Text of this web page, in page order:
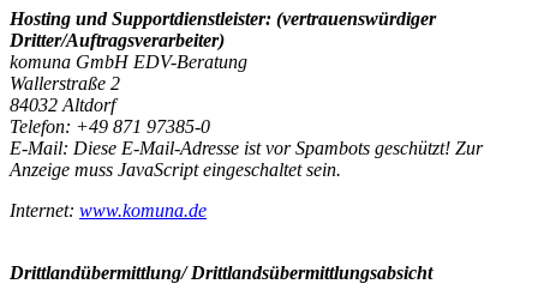
Hosting und Supportdienstleister: (vertrauenswürdiger
Dritter/Auftragsverarbeiter)
komuna GmbH EDV-Beratung
Wallerstraße 2
84032 Altdorf
Telefon: +49 871 97385-0
E-Mail: Diese E-Mail-Adresse ist vor Spambots geschützt! Zur
Anzeige muss JavaScript eingeschaltet sein.
Internet: www.komuna.de
Drittlandübermittlung/ Drittlandsübermittlungsabsicht